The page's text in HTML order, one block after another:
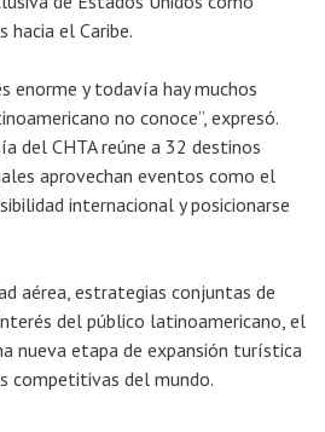
hacia el Caribe.
enorme y todavía hay muchos
no conoce”, expresó.
del CHTA reúne a 32 destinos
aprovechan eventos como el
internacional y posicionarse
aérea, estrategias conjuntas de
del público latinoamericano, el
nueva etapa de expansión turística
competitivas del mundo.